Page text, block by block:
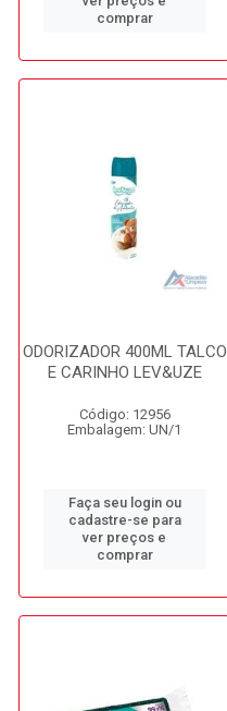
comprar
ODORIZADOR 400ML TALCO
E CARINHO LEV&UZE
Código: 12956
Embalagem: UN/1
Faça seu login ou
cadastre-se para
ver preços e
comprar